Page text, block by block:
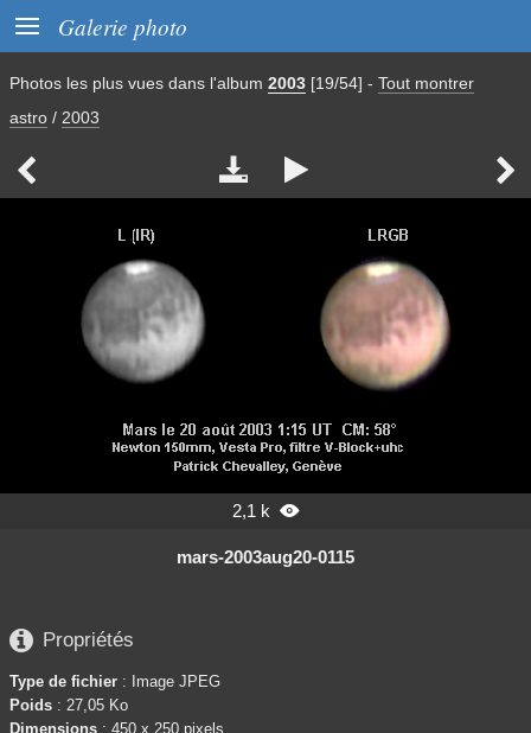
 Galerie photo
Photos les plus vues dans l'album 2003 [19/54] - Tout montrer
astro / 2003
   
2,1 k 
mars-2003aug20-0115
 Propriétés
Type de fichier : Image JPEG
Poids : 27,05 Ko
Dimensions : 450 x 250 pixels